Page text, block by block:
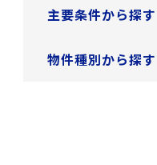
主要条件から探す
物件種別から探す